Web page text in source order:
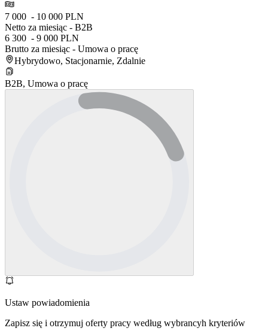
7 000 - 10 000 PLN
Netto za miesiąc - B2B
6 300 - 9 000 PLN
Brutto za miesiąc - Umowa o pracę
Hybrydowo, Stacjonarnie, Zdalnie
B2B, Umowa o pracę
Ustaw powiadomienia
Zapisz się i otrzymuj oferty pracy według wybrancyh kryteriów